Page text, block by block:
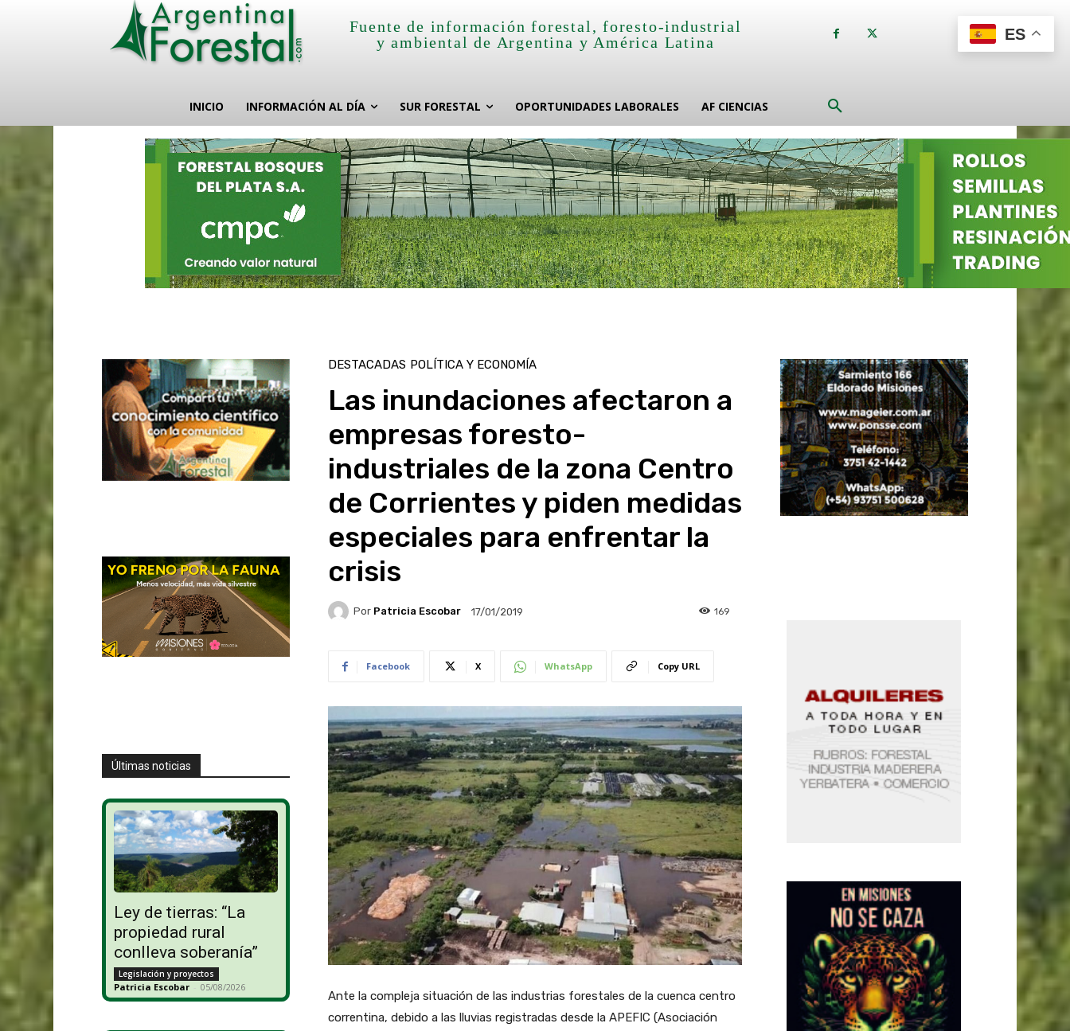
Fuente de información forestal, foresto-industrial
y ambiental de Argentina y América Latina
INICIO INFORMACIÓN AL DÍA SUR FORESTAL OPORTUNIDADES LABORALES AF CIENCIAS
Últimas noticias
Ley de tierras: “La
propiedad rural
conlleva soberanía”
Legislación y proyectos
Patricia Escobar - 05/08/2026
DESTACADAS POLÍTICA Y ECONOMÍA
Las inundaciones afectaron a
empresas foresto-
industriales de la zona Centro
de Corrientes y piden medidas
especiales para enfrentar la
crisis
Por Patricia Escobar 17/01/2019 169
Facebook X WhatsApp Copy URL
Ante la compleja situación de las industrias forestales de la cuenca centro
correntina, debido a las lluvias registradas desde la APEFIC (Asociación
ES